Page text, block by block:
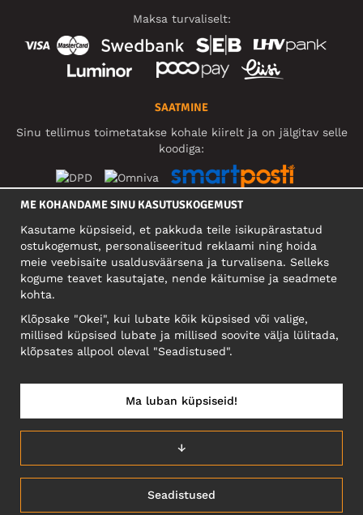
Maksa turvaliselt:
SAATMINE
Sinu tellimus toimetatakse kohale kiirelt ja on jälgitav selle
koodiga:
FIRMA
Mäeküla tn 9, EE-13525 Tallinn
Reg: 17449603, KMKR: EE102960721
EESTI/EESTI KEEL
ME KOHANDAME SINU KASUTUSKOGEMUST
Kasutame küpsiseid, et pakkuda teile isikupärastatud
ostukogemust, personaliseeritud reklaami ning hoida
meie veebisaite usaldusväärsena ja turvalisena. Selleks
kogume teavet kasutajate, nende käitumise ja seadmete
kohta.
Klõpsake "Okei", kui lubate kõik küpsised või valige,
millised küpsised lubate ja millised soovite välja lülitada,
klõpsates allpool oleval "Seadistused".
Seadistused
↓
Ma luban küpsiseid!